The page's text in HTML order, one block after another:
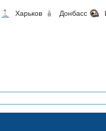
Харьков Донбасс